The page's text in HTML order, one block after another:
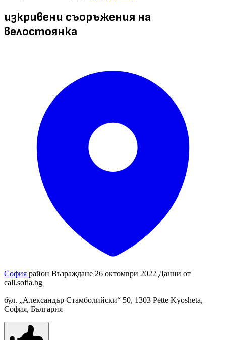
изкривени съоръжения на
велостоянка
София район Възраждане 26 октомври 2022 Данни от
call.sofia.bg
бул. „Александър Стамболийски“ 50, 1303 Pette Kyosheta,
София, България